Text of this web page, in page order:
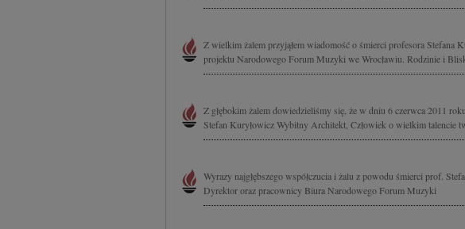
Z wielkim żalem przyjąłem wiadomość o śmierci profesora Stefana
projektu Narodowego Forum Muzyki we Wrocławiu. Rodzinie i
Z głębokim żalem dowiedzieliśmy się, że w dniu 6 czerwca 2011
Stefan Kuryłowicz Wybitny Architekt, Człowiek o wielkim talencie
Wyrazy najgłębszego współczucia i żalu z powodu śmierci prof.
Dyrektor oraz pracownicy Biura Narodowego Forum Muzyki